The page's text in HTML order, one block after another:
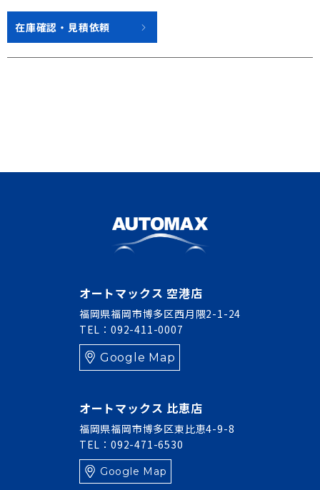
在庫確認・見積依頼
オートマックス 空港店
福岡県福岡市博多区西月隈2-1-24
TEL：092-411-0007
Google Map
オートマックス 比恵店
福岡県福岡市博多区東比恵4-9-8
TEL：092-471-6530
Google Map